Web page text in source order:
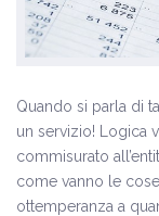
Quando si parla di
un servizio! Logica
commisurato
come vanno le
ottemperanza a